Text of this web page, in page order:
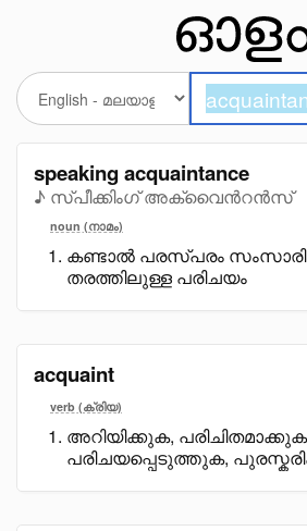
speaking acquaintance
♪ സ്പീക്കിംഗ് അക്വൈൻറൻസ്
noun (നാമം)
കണ്ടാൽ പരസ്പരം
തരത്തിലുള്ള പരിചയം
acquaint
verb (ക്രിയ)
അറിയിക്കുക,
പരിചയപ്പെടുത്തുക,